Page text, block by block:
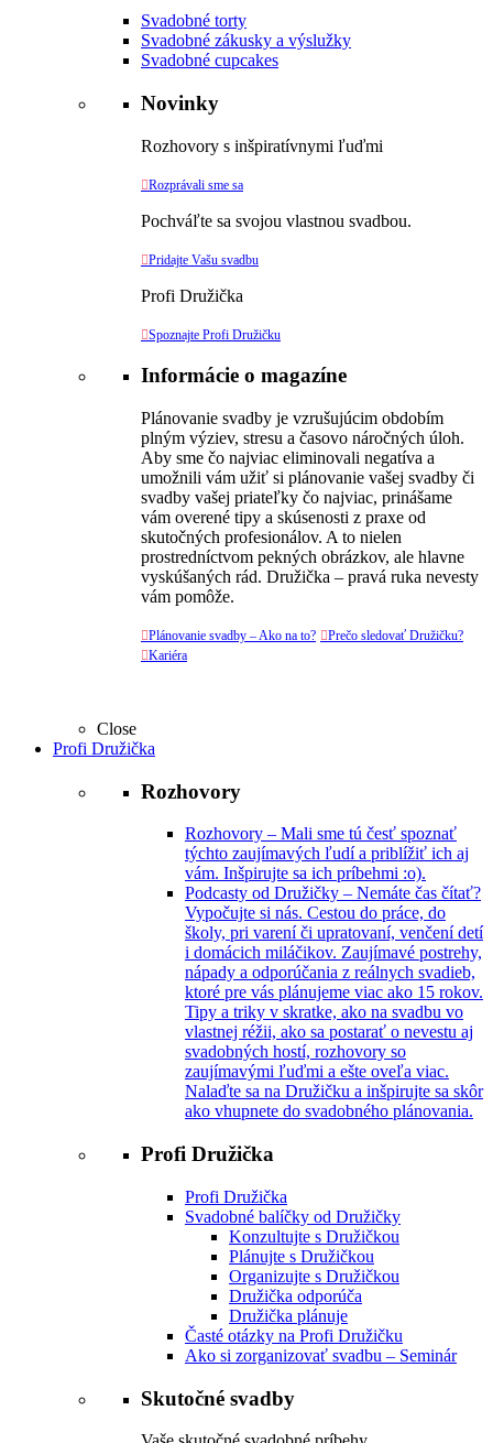
Svadobné torty
Svadobné zákusky a výslužky
Svadobné cupcakes
Novinky
Rozhovory s inšpiratívnymi ľuďmi
Rozprávali sme sa
Pochváľte sa svojou vlastnou svadbou.
Pridajte Vašu svadbu
Profi Družička
Spoznajte Profi Družičku
Informácie o magazíne
Plánovanie svadby je vzrušujúcim obdobím
plným výziev, stresu a časovo náročných úloh.
Aby sme čo najviac eliminovali negatíva a
umožnili vám užiť si plánovanie vašej svadby či
svadby vašej priateľky čo najviac, prinášame
vám overené tipy a skúsenosti z praxe od
skutočných profesionálov. A to nielen
prostredníctvom pekných obrázkov, ale hlavne
vyskúšaných rád. Družička – pravá ruka nevesty
vám pomôže.
Plánovanie svadby – Ako na to? Prečo sledovať Družičku?
Kariéra
Close
Profi Družička
Rozhovory
Rozhovory – Mali sme tú česť spoznať
týchto zaujímavých ľudí a priblížiť ich aj
vám. Inšpirujte sa ich príbehmi :o).
Podcasty od Družičky – Nemáte čas čítať?
Vypočujte si nás. Cestou do práce, do
školy, pri varení či upratovaní, venčení detí
i domácich miláčikov. Zaujímavé postrehy,
nápady a odporúčania z reálnych svadieb,
ktoré pre vás plánujeme viac ako 15 rokov.
Tipy a triky v skratke, ako na svadbu vo
vlastnej réžii, ako sa postarať o nevestu aj
svadobných hostí, rozhovory so
zaujímavými ľuďmi a ešte oveľa viac.
Nalaďte sa na Družičku a inšpirujte sa skôr
ako vhupnete do svadobného plánovania.
Profi Družička
Profi Družička
Svadobné balíčky od Družičky
Konzultujte s Družičkou
Plánujte s Družičkou
Organizujte s Družičkou
Družička odporúča
Družička plánuje
Časté otázky na Profi Družičku
Ako si zorganizovať svadbu – Seminár
Skutočné svadby